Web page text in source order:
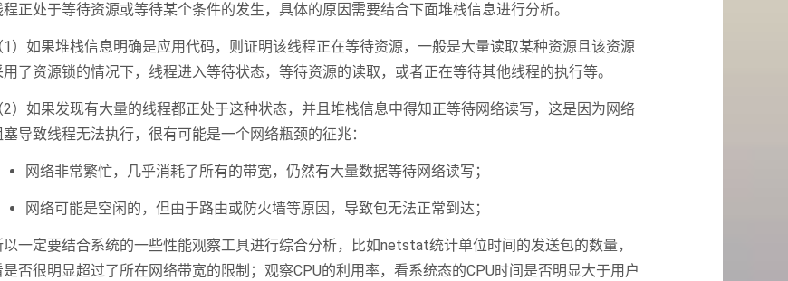
程正处于等待资源或等待某个条件的发生，具体的原因需要结合下面堆栈信息进行分析。
1）如果堆栈信息明确是应用代码，则证明该线程正在等待资源，一般是大量读取某种资源且该资源
用了资源锁的情况下，线程进入等待状态，等待资源的读取，或者正在等待其他线程的执行等。
2）如果发现有大量的线程都正处于这种状态，并且堆栈信息中得知正等待网络读写，这是因为网络
塞导致线程无法执行，很有可能是一个网络瓶颈的征兆：
网络非常繁忙，几乎消耗了所有的带宽，仍然有大量数据等待网络读写；
网络可能是空闲的，但由于路由或防火墙等原因，导致包无法正常到达；
以一定要结合系统的一些性能观察工具进行综合分析，比如netstat统计单位时间的发送包的数量，
是否很明显超过了所在网络带宽的限制；观察CPU的利用率，看系统态的CPU时间是否明显大于用户